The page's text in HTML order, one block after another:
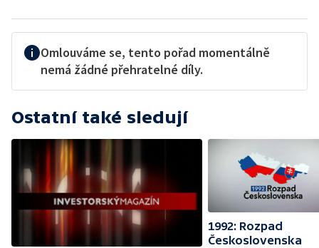
Omlouváme se, tento pořad momentálně
nemá žádné přehratelné díly.
Ostatní také sledují
1992: Rozpad
Československa